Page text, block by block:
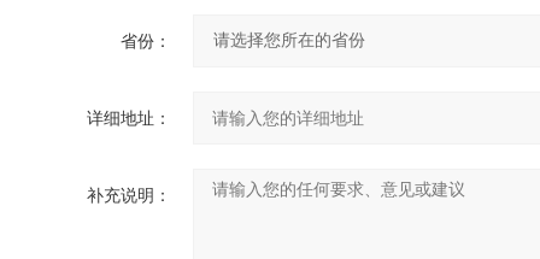
省份：
详细地址：
补充说明：